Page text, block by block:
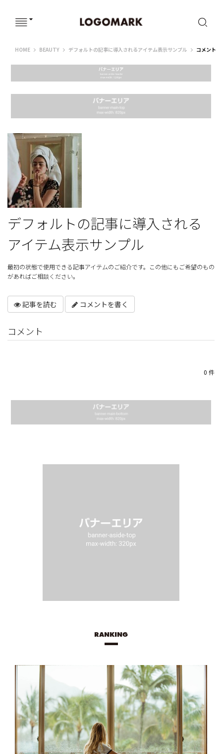
HOMEウェブサイト
BEAUTY デフォルトの記事に導入されるアイテム表示サンプル コメント
デフォルトの記事に導入される
アイテム表示サンプル
最初の状態で使用できる記事アイテムのご紹介です。この他にもご希望のもの
があればご相談ください。
記事を読む コメントを書く
コメント
0 件
RANKING